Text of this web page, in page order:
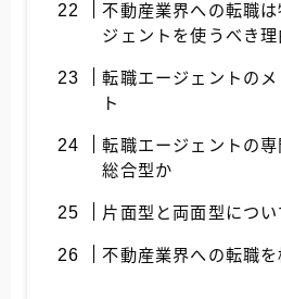
不動産業界への転職
ジェントを使うべき理
転職エージェントの
ト
転職エージェントの
総合型か
片面型と両面型につい
不動産業界への転職